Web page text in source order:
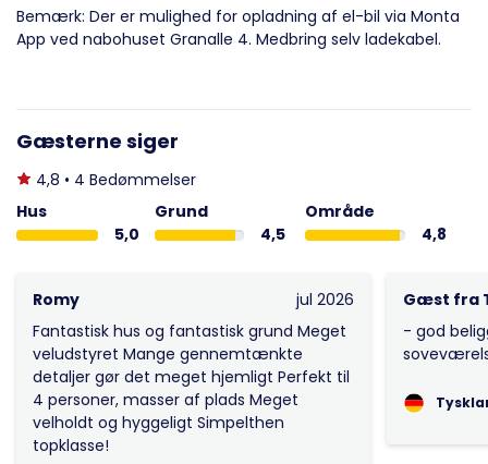
Bemærk: Der er mulighed for opladning af el-bil via Monta
App ved nabohuset Granalle 4. Medbring selv ladekabel.
Gæsterne siger
4,8 • 4 Bedømmelser
Hus
5,0
Grund
4,5
Område
4,8
Romy
jul 2026
Fantastisk hus og fantastisk grund Meget
veludstyret Mange gennemtænkte
detaljer gør det meget hjemligt Perfekt til
4 personer, masser af plads Meget
velholdt og hyggeligt Simpelthen
topklasse!
Gæst fra
- god